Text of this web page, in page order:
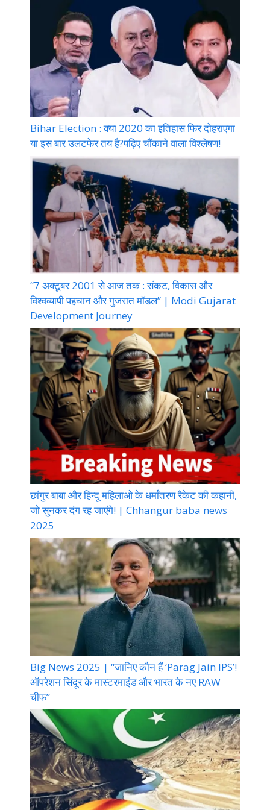
Bihar Election : क्या 2020 का इतिहास फिर दोहराएगा
या इस बार उलटफेर तय है?पढ़िए चौंकाने वाला विश्लेषण!
“7 अक्टूबर 2001 से आज तक : संकट, विकास और
विश्वव्यापी पहचान और गुजरात मॉडल” | Modi Gujarat
Development Journey
छांगुर बाबा और हिन्दू महिलाओ के धर्मांतरण रैकेट की कहानी,
जो सुनकर दंग रह जाएंगे! | Chhangur baba news
2025
Big News 2025 | “जानिए कौन हैं ‘Parag Jain IPS’!
ऑपरेशन सिंदूर के मास्टरमाइंड और भारत के नए RAW
चीफ”